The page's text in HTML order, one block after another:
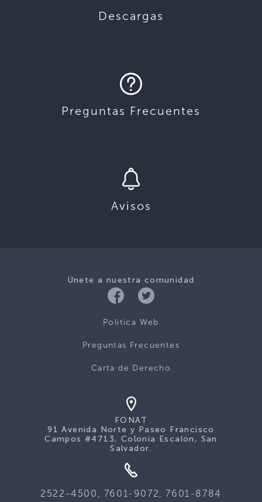
Descargas
Preguntas Frecuentes
Avisos
Únete a nuestra comunidad
Politica Web
Preguntas Frecuentes
Carta de Derecho
FONAT
91 Avenida Norte y Paseo Francisco
Campos #4713, Colonia Escalón, San
Salvador.
2522-4500, 7601-9072, 7601-8784